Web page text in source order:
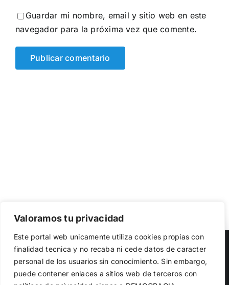
Valoramos tu privacidad
Este portal web unicamente utiliza cookies propias con
finalidad tecnica y no recaba ni cede datos de caracter
personal de los usuarios sin conocimiento. Sin embargo,
puede contener enlaces a sitios web de terceros con
Guardar mi nombre, email y sitio web en este
navegador para la próxima vez que comente.
Copyright 2023 | Democracia Nacional | All Rights Reserved
Facebook
TwitterInstagram
el funcionamiento de la web, medir su uso y mejorar
nuestros servicios. Puede aceptar todas las cookies,
rechazar las no necesarias o configurar sus preferencias.
Política de cookies